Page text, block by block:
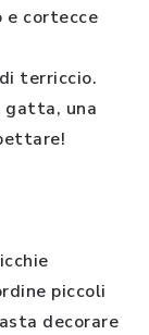
e cortecce
terriccio.
gatta, una
piccoli
decorare